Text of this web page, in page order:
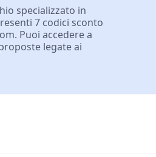
specializzato in
7 codici sconto
Puoi accedere a
legate ai